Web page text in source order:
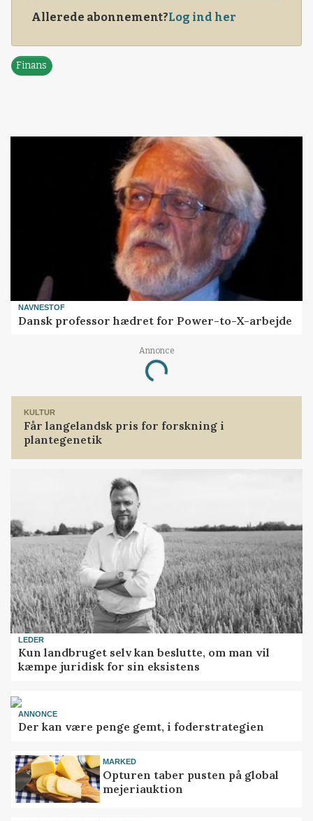
Allerede abonnement?Log ind her
Finans
NAVNESTOF
Dansk professor hædret for Power-to-X-arbejde
Annonce
Loading...
KULTUR
Får langelandsk pris for forskning i
plantegenetik
LEDER
Kun landbruget selv kan beslutte, om man vil
kæmpe juridisk for sin eksistens
ANNONCE
Der kan være penge gemt, i foderstrategien
MARKED
Opturen taber pusten på global
mejeriauktion